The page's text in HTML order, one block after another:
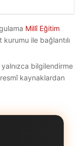
Millî Eğitim
ile bağlantılı
bilgilendirme
kaynaklardan